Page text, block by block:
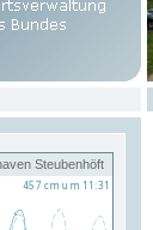
Steubenhöft